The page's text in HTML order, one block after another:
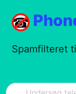
Spamfilteret